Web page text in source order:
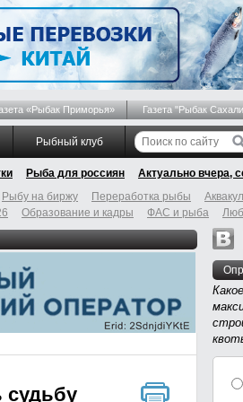
«Рыбак Приморья» Газета "Рыбак
Рыбный клуб
Рыба для россиян
Актуально вчера,
Рыбу на биржу Переработка рыбы
Образование и кадры ФАС и рыба
судьбу